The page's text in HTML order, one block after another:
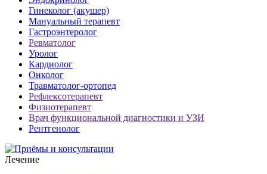
Гинеколог (акушер)
Мануальный терапевт
Гастроэнтеролог
Ревматолог
Уролог
Кардиолог
Онколог
Травматолог-ортопед
Рефлексотерапевт
Физиотерапевт
Врач функциональной диагностики и УЗИ
Рентгенолог
Лечение